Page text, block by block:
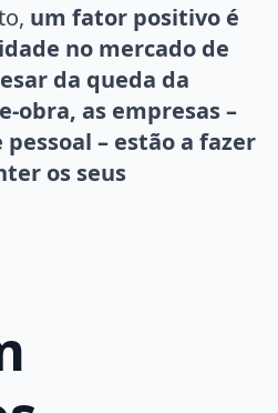
um fator positivo é
no mercado de
da queda da
obra, as empresas –
pessoal – estão a fazer
os seus